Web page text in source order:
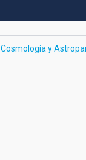
Cosmología y